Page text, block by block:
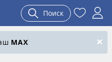
Поиск
MAX